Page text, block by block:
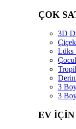
ÇOK
3D
Lüks
3
3
EV İÇİN